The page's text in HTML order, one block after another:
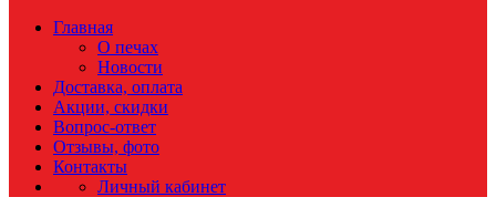
Главная
О печах
Новости
Доставка, оплата
Акции, скидки
Вопрос-ответ
Отзывы, фото
Контакты
Личный кабинет